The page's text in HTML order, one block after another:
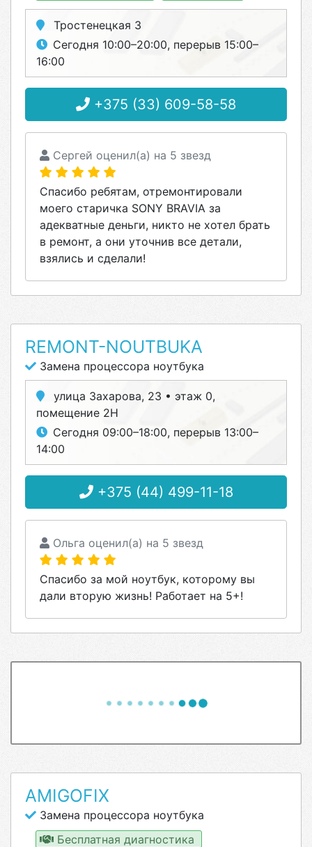
Тростенецкая 3
Сегодня 10:00–20:00, перерыв 15:00–
16:00
+375 (33) 609-58-58
Сергей оценил(а) на 5 звезд
Спасибо ребятам, отремонтировали
моего старичка SONY BRAVIA за
адекватные деньги, никто не хотел брать
в ремонт, а они уточнив все детали,
взялись и сделали!
REMONT-NOUTBUKA
Замена процессора ноутбука
улица Захарова, 23 • этаж 0,
помещение 2Н
Сегодня 09:00–18:00, перерыв 13:00–
14:00
+375 (44) 499-11-18
Ольга оценил(а) на 5 звезд
Спасибо за мой ноутбук, которому вы
дали вторую жизнь! Работает на 5+!
AMIGOFIX
Замена процессора ноутбука
Бесплатная диагностика